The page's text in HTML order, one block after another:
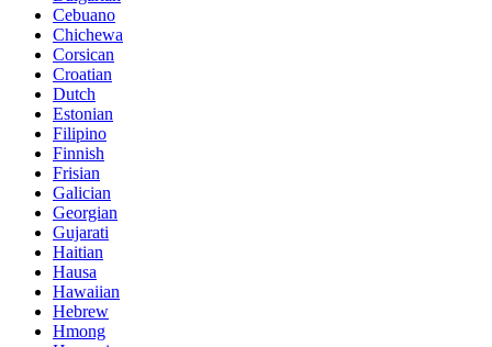
Cebuano
Chichewa
Corsican
Croatian
Dutch
Estonian
Filipino
Finnish
Frisian
Galician
Georgian
Gujarati
Haitian
Hausa
Hawaiian
Hebrew
Hmong